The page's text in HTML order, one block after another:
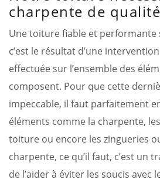
charpente de qualité
Une toiture fiable et performante
c’est le résultat d’une
effectuée sur l’ensemble des
composent. Pour que cette
impeccable, il faut parfaitement
éléments comme la charpente,
toiture ou encore les zingueries
charpente, ce qu’il faut, c’est un
de l’aider à éviter les soucis avec